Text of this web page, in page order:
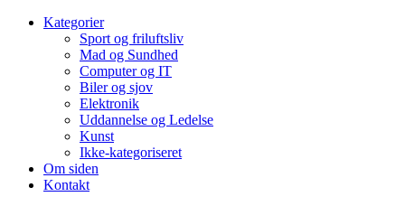
Kategorier
Sport og friluftsliv
Mad og Sundhed
Computer og IT
Biler og sjov
Elektronik
Uddannelse og Ledelse
Kunst
Ikke-kategoriseret
Om siden
Kontakt